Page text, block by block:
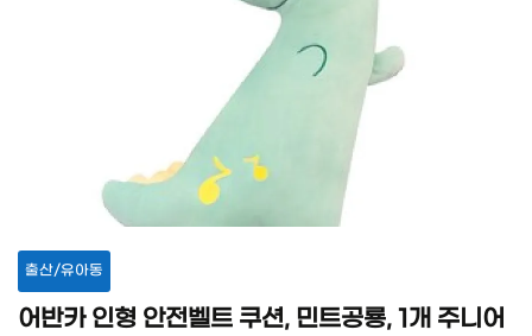
출산/유아동
어반카 인형 안전벨트 쿠션, 민트공룡, 1개 주니어